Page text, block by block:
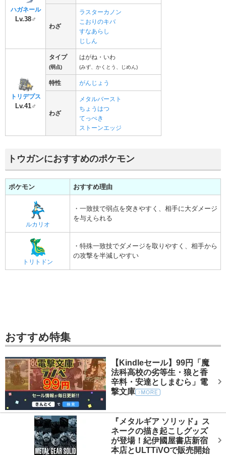
ハガネール
Lv.38♂
わざ
ラスターカノン
こおりのキバ
すなあらし
じしん
トリデプス
Lv.41♂
タイプ
(弱点)
はがね・いわ
(みず、かくとう、じめん)
特性 がんじょう
わざ
メタルバースト
ちょうはつ
てっぺき
ストーンエッジ
トウガンにおすすめのポケモン
ポケモン おすすめ理由
ルカリオ
・一致技で弱点を突きやすく、相手に大ダメージ
を与えられる
トリトドン
・特殊一致技でダメージを取りやすく、相手から
の攻撃を半減しやすい
おすすめ特集
【Kindleセール】99円「魔
法科高校の劣等生・狼と香
辛料・安達としまむら」電
撃文庫
『メタルギア ソリッド』ス
ネークの描き起こしグッズ
が登場！紀伊國屋書店新宿
本店とULTTiVOで販売開始